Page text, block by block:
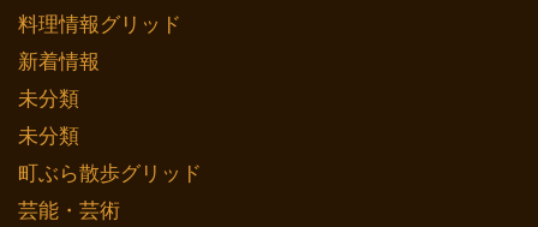
料理情報グリッド
新着情報
未分類
未分類
町ぶら散歩グリッド
芸能・芸術